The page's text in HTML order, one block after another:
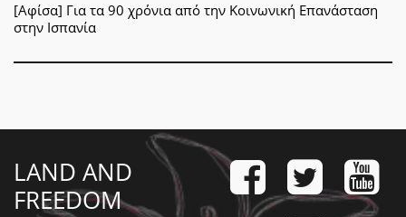
[Αφίσα] Για τα 90 χρόνια από την Κοινωνική Επανάσταση
στην Ισπανία
LAND AND
FREEDOM